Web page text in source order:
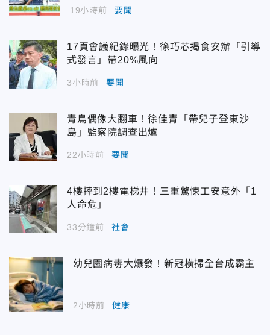
19小時前 要聞
17頁會議紀錄曝光！徐巧芯揭食安辦「引導
式發言」帶20%風向
3小時前 要聞
青鳥偶像大翻車！徐佳青「帶兒子登東沙
島」監察院調查出爐
22小時前 要聞
4樓摔到2樓電梯井！三重驚悚工安意外「1
人命危」
33分鐘前 社會
幼兒園病毒大爆發！新冠橫掃全台成霸主
2小時前 健康